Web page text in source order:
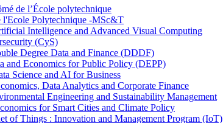
de l’École polytechnique
l'Ecole Polytechnique -MSc&T
Intelligence and Advanced Visual Computing
(CyS)
Degree Data and Finance (DDDF)
and Economics for Public Policy (DEPP)
Science and AI for Business
Data Analytics and Corporate Finance
Engineering and Sustainability Management
for Smart Cities and Climate Policy
of Things : Innovation and Management Program (IoT)